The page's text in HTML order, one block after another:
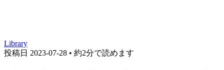
Library
投稿日 2023-07-28 • 約2分で読めます